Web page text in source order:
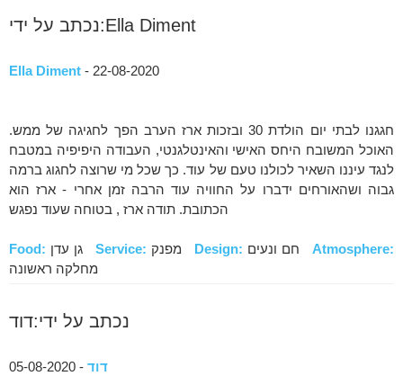
נכתב על ידי:Ella Diment
Ella Diment - 22-08-2020
חגגנו לבתי יום הולדת 30 ובזכות ארז הערב הפך לחגיגה של ממש.
האוכל המשובח היחס האישי והאינטלגנטי, העבודה היפיפיה במטבח
לנגד עיננו השאיר לכולנו טעם של עוד. כך שכל מי שרוצה לחגוג ברמה
גבוה ושהאורחים ידברו על החוויה עוד הרבה זמן אחרי - ארז הוא
הכתובת. תודה ארז , בטוחה שעוד נפגש
Food: גן עדן Service: Design:
Atmosphere:
מחלקה ראשונה
נכתב על ידי:דוד
דוד - 05-08-2020